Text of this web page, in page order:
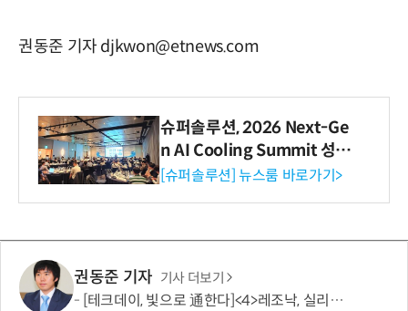
권동준 기자 djkwon@etnews.com
슈퍼솔루션, 2026 Next-Ge
n AI Cooling Summit 성황
리 성료
[슈퍼솔루션] 뉴스룸 바로가기>
권동준 기자 기사 더보기
[테크데이, 빛으로 通한다]<4>레조낙, 실리콘 포토닉스 위한 광·전 융합 기술 집중 분석